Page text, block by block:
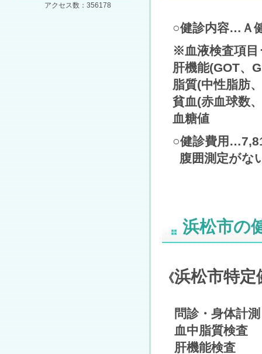
○健診内容…Ａ
※血液検査項目
肝機能(GOT、
脂質(中性脂肪
貧血(赤血球数
血糖値
○健診費用
腹囲測定がな
浜松市の
《浜松市特定
問診・身体計測
血中脂質検査
肝機能検査
アクセス数：356178